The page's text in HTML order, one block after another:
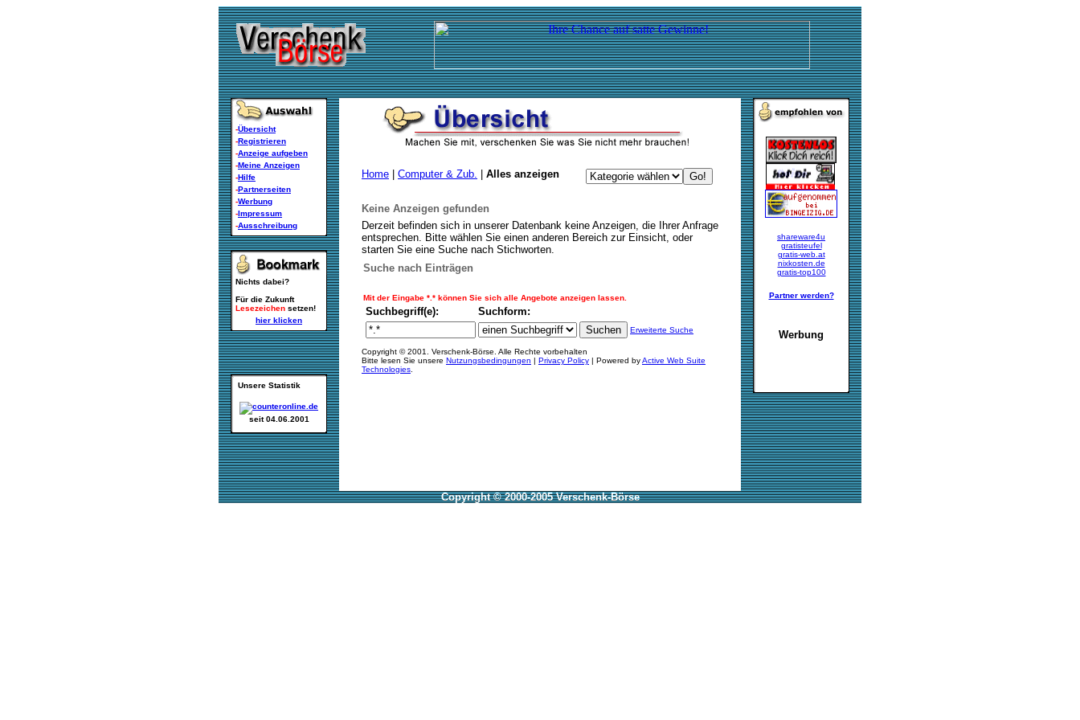
-Übersicht
-Registrieren
-Anzeige aufgeben
-Meine Anzeigen
-Hilfe
-Partnerseiten
-Werbung
-Impressum
-Ausschreibung
Nichts dabei?
Für die Zukunft
Lesezeichen setzen!
hier klicken
Unsere Statistik
seit 04.06.2001
Home Computer & Zub. Alles anzeigen
Keine Anzeigen gefunden
Derzeit befinden sich in unserer Datenbank keine Anzeigen, die Ihrer Anfrage
entsprechen. Bitte wählen Sie einen anderen Bereich zur Einsicht, oder
starten Sie eine Suche nach Stichworten.
Suche nach Einträgen
Mit der Eingabe *.* können Sie sich alle Angebote anzeigen lassen.
Suchbegriff(e): Suchform:
Erweiterte Suche
Copyright © 2001. Verschenk-Börse. Alle Rechte vorbehalten
Bitte lesen Sie unsere Nutzungsbedingungen | Privacy Policy | Powered byActive Web Suite
Technologies
shareware4u
gratisteufel
gratis-web.at
nixkosten.de
gratis-top100
Partner werden?
Werbung
Copyright © 2000-2005 Verschenk-Börse